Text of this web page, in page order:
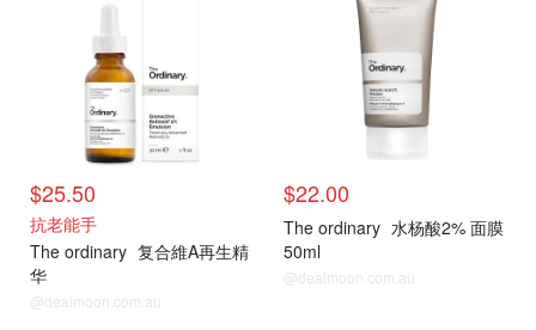
$25.50
抗老能手
The ordinary 复合維A再生精
华
@dealmoon.com.au
$22.00
The ordinary 水杨酸2% 面膜
50ml
@dealmoon.com.au